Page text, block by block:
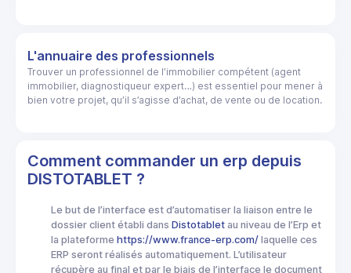
L'annuaire des professionnels
Trouver un professionnel de l’immobilier compétent (agent
immobilier, diagnostiqueur expert…) est essentiel pour mener à
bien votre projet, qu’il s’agisse d’achat, de vente ou de location.
Comment commander un erp depuis
DISTOTABLET ?
Le but de l’interface est d’automatiser la liaison entre le
dossier client établi dans Distotablet au niveau de l’Erp et
la plateforme https://www.france-erp.com/ laquelle ces
ERP seront réalisés automatiquement. L’utilisateur
récupère au final et par le biais de l’interface le document